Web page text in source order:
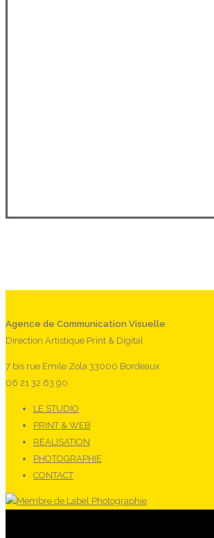
Agence de Communication Visuelle
Direction Artistique Print & Digital
7 bis rue Emile Zola 33000 Bordeaux
06 21 32 63 90
LE STUDIO
PRINT & WEB
RÉALISATION
PHOTOGRAPHIE
CONTACT